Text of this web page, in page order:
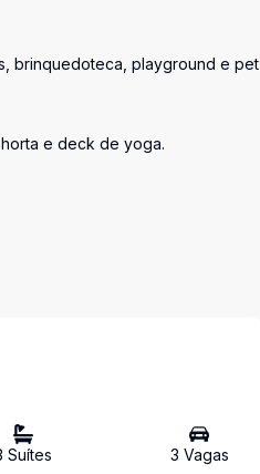
brinquedoteca, playground e pet
e deck de yoga.
Suítes 3 Vagas